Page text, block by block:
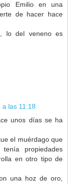
Emilio en una
de hacer hace
lo del veneno es
a las 11:18
unos días se ha
el muérdago que
propiedades
en otro tipo de
una hoz de oro,